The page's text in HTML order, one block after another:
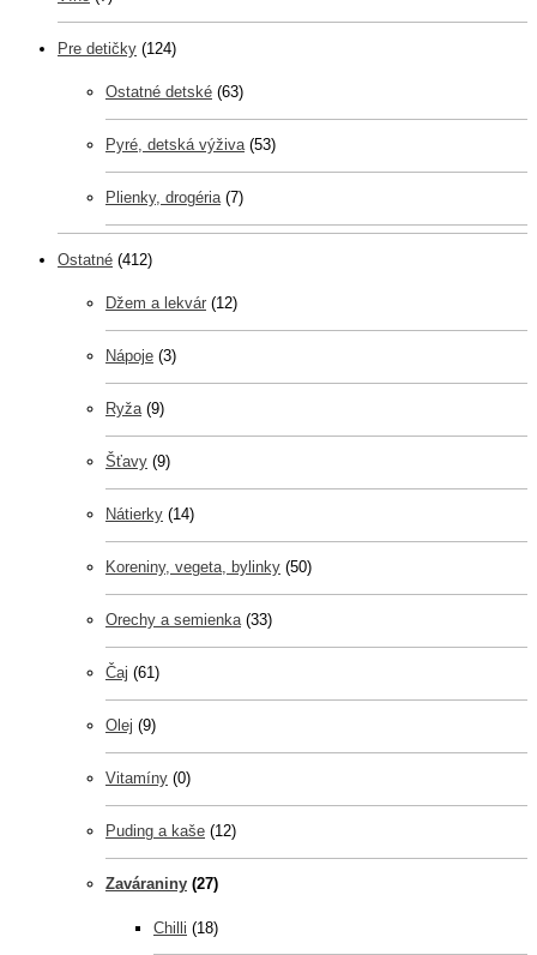
Pre detičky (124)
Ostatné detské (63)
Pyré, detská výživa (53)
Plienky, drogéria (7)
Ostatné (412)
Džem a lekvár (12)
Nápoje (3)
Ryža (9)
Šťavy (9)
Nátierky (14)
Koreniny, vegeta, bylinky (50)
Orechy a semienka (33)
Čaj (61)
Olej (9)
Vitamíny (0)
Puding a kaše (12)
Zaváraniny (27)
Chilli (18)